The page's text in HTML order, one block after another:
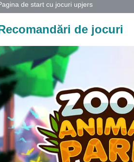
de start cu jocuri upjers
de jocuri